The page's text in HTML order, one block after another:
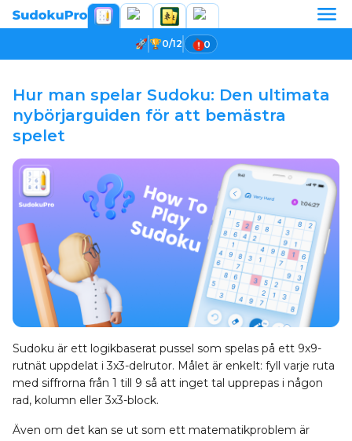
0/12 0
Hur man spelar Sudoku: Den ultimata
nybörjarguiden för att bemästra
spelet
Sudoku är ett logikbaserat pussel som spelas på ett 9x9-
rutnät uppdelat i 3x3-delrutor. Målet är enkelt: fyll varje ruta
med siffrorna från 1 till 9 så att inget tal upprepas i någon
rad, kolumn eller 3x3-block.
Även om det kan se ut som ett matematikproblem är